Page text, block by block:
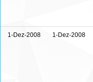
1-Dez-2008 1-Dez-2008